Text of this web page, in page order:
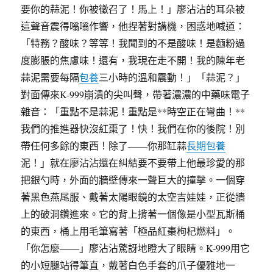
要你的蒜泥！你被徵召了！馬上！」廖沾沾的耳朵被
這聲音震得嗡嗡作響，他捏著對講機，困惑地喊道：
「特務？酸味？等等！我聞到的不是酸味！是麵粉過
度膨脹的焦慮味！還有，我現在走不開！我的陳年老
蒜泥需要每隔包養三小時的溫和震動！」「蒜泥？」
對面傳來K-999崩潰的尖叫聲，帶著濃濃的中藥味電子
雜音：「重點不是蒜泥！重點是**時空正在彎曲！**
我們的推進器快沒紅棗了！快！我們在你的後院！別
帶任何多餘的東西！除了——你那缸蒜長期包養
泥！」就在廖沾沾還在糾結要不要帶上他最珍愛的那
把銀勺時，外面的牆壁傳來一聲巨大的撞擊。一個穿
著黑色燕尾服、戴著太陽眼鏡的太空吉娃娃，正從牆
上的破洞鑽進來。它的背上揹著一個像是小型瓦斯桶
的東西，桶上用毛筆寫著「極品紅棗枸杞燃料」。
「你怎麼——」廖沾沾驚訝地瞪大了眼睛。K-999用它
的小短腿站得筆直，戴著白色手套的爪子優雅地一